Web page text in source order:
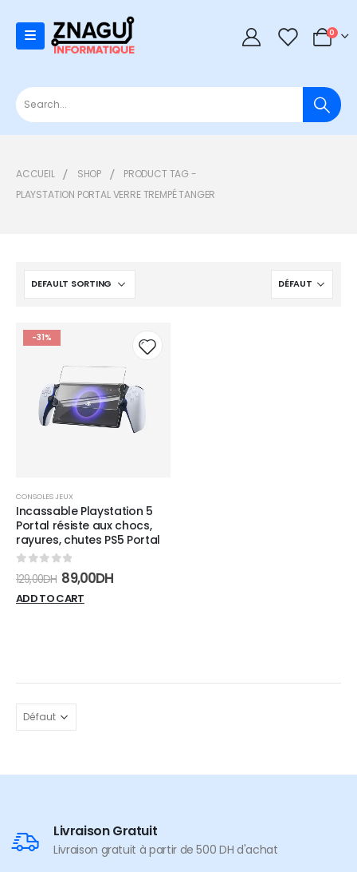
0 0
ACCUEIL SHOP
PRODUCT TAG -
PLAYSTATION PORTAL VERRE TREMPÉ TANGER
-31%
wishlist
CONSOLES JEUX
Incassable Playstation 5
Portal résiste aux chocs,
rayures, chutes PS5 Portal
129,00DH 89,00DH
ADD TO CART
Livraison Gratuit
Livraison gratuit à partir de 500 DH d'achat